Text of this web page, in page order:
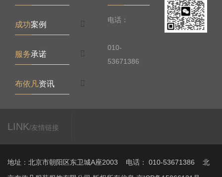
成功案例
服务承诺
布依凡资讯
电话：
010-
53671386
LINK/友情链接
地址：北京市朝阳区东卫城A座2003 电话： 010-53671386 北